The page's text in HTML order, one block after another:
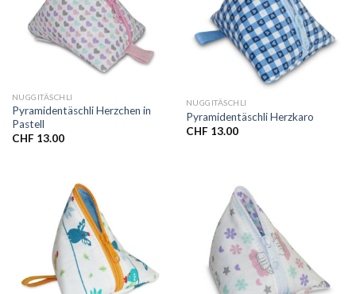
NUGGITÄSCHLI
Pyramidentäschli Herzchen in
Pastell
CHF 13.00
NUGGITÄSCHLI
Pyramidentäschli Herzkaro
CHF 13.00